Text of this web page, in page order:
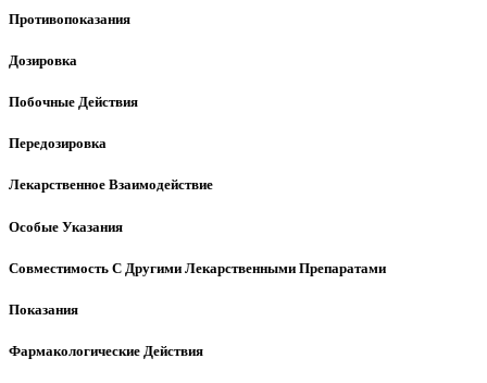
Противопоказания
Дозировка
Побочные Действия
Передозировка
Лекарственное Взаимодействие
Особые Указания
Совместимость С Другими Лекарственными Препаратами
Показания
Фармакологические Действия